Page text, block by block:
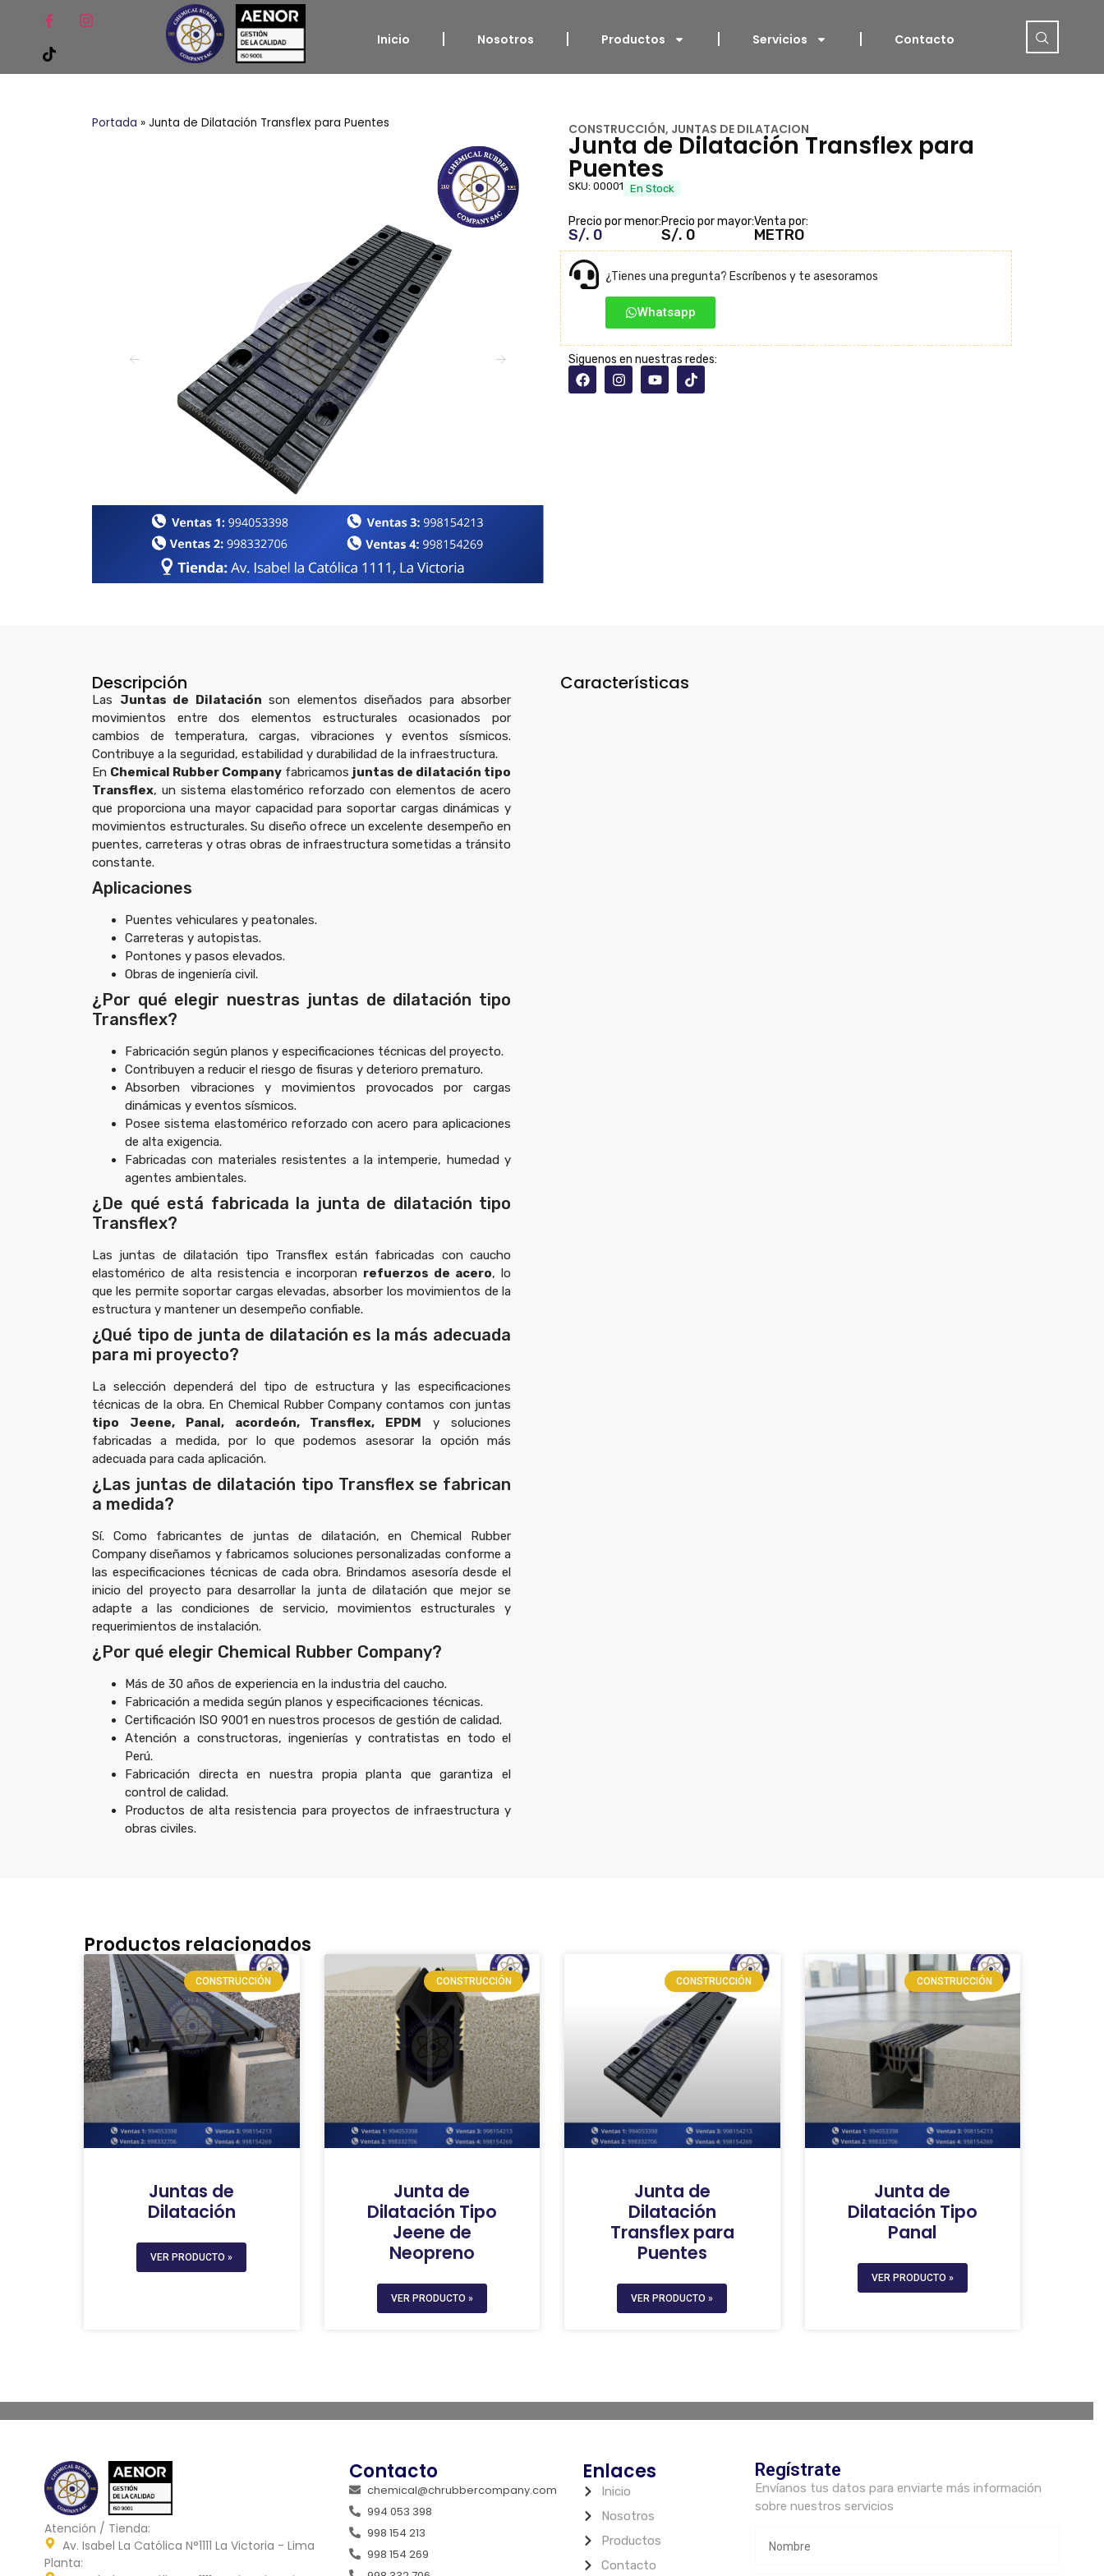
Inicio Nosotros Productos Servicios Contacto
Portada » Junta de Dilatación Transflex para Puentes CONSTRUCCIÓN, JUNTAS DE DILATACION
Junta de Dilatación Transflex para
Puentes
SKU: 00001 En Stock
Precio por menor:
S/. 0
Precio por mayor:
S/. 0
Venta por:
METRO
¿Tienes una pregunta? Escríbenos y te asesoramos
Whatsapp
Siguenos en nuestras redes:
Descripción
Las Juntas de Dilatación son elementos diseñados para absorber
movimientos entre dos elementos estructurales ocasionados por
cambios de temperatura, cargas, vibraciones y eventos sísmicos.
Contribuye a la seguridad, estabilidad y durabilidad de la infraestructura.
En Chemical Rubber Company fabricamos juntas de dilatación tipo
Transflex, un sistema elastomérico reforzado con elementos de acero
que proporciona una mayor capacidad para soportar cargas dinámicas y
movimientos estructurales. Su diseño ofrece un excelente desempeño en
puentes, carreteras y otras obras de infraestructura sometidas a tránsito
constante.
Aplicaciones
Puentes vehiculares y peatonales.
Carreteras y autopistas.
Pontones y pasos elevados.
Obras de ingeniería civil.
¿Por qué elegir nuestras juntas de dilatación tipo
Transflex?
Fabricación según planos y especificaciones técnicas del proyecto.
Contribuyen a reducir el riesgo de fisuras y deterioro prematuro.
Absorben vibraciones y movimientos provocados por cargas
dinámicas y eventos sísmicos.
Posee sistema elastomérico reforzado con acero para aplicaciones
de alta exigencia.
Fabricadas con materiales resistentes a la intemperie, humedad y
agentes ambientales.
¿De qué está fabricada la junta de dilatación tipo
Transflex?
Las juntas de dilatación tipo Transflex están fabricadas con caucho
elastomérico de alta resistencia e incorporan refuerzos de acero, lo
que les permite soportar cargas elevadas, absorber los movimientos de la
estructura y mantener un desempeño confiable.
¿Qué tipo de junta de dilatación es la más adecuada
para mi proyecto?
La selección dependerá del tipo de estructura y las especificaciones
técnicas de la obra. En Chemical Rubber Company contamos con juntas
tipo Jeene, Panal, acordeón, Transflex, EPDM y soluciones
fabricadas a medida, por lo que podemos asesorar la opción más
adecuada para cada aplicación.
¿Las juntas de dilatación tipo Transflex se fabrican
a medida?
Sí. Como fabricantes de juntas de dilatación, enChemical Rubber
Company diseñamos y fabricamos soluciones personalizadas conforme a
las especificaciones técnicas de cada obra. Brindamos asesoría desde el
inicio del proyecto para desarrollar la junta de dilatación que mejor se
adapte a las condiciones de servicio, movimientos estructurales y
requerimientos de instalación.
¿Por qué elegir Chemical Rubber Company?
Más de 30 años de experiencia en la industria del caucho.
Fabricación a medida según planos y especificaciones técnicas.
Certificación ISO 9001 en nuestros procesos de gestión de calidad.
Atención a constructoras, ingenierías y contratistas en todo el
Perú.
Fabricación directa en nuestra propia planta que garantiza el
control de calidad.
Productos de alta resistencia para proyectos de infraestructura y
obras civiles.
Características
Productos relacionados
CONSTRUCCIÓN
Juntas de
Dilatación
VER PRODUCTO »
CONSTRUCCIÓN
Junta de
Dilatación Tipo
Jeene de
Neopreno
VER PRODUCTO »
CONSTRUCCIÓN
Junta de
Dilatación
Transflex para
Puentes
VER PRODUCTO »
CONSTRUCCIÓN
Junta de
Dilatación Tipo
Panal
VER PRODUCTO »
Atención / Tienda:
Av. Isabel La Católica N°1111 La Victoria - Lima
Planta:
Contacto
chemical@chrubbercompany.com
994 053 398
998 154 213
998 154 269
Enlaces
Inicio
Nosotros
Productos
Contacto
Regístrate
Envíanos tus datos para enviarte más información
sobre nuestros servicios